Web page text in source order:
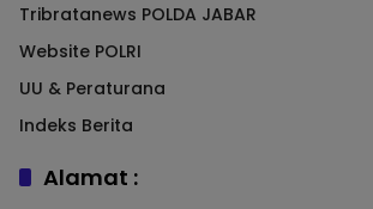
Tribratanews POLDA JABAR
Website POLRI
UU & Peraturana
Indeks Berita
Alamat :